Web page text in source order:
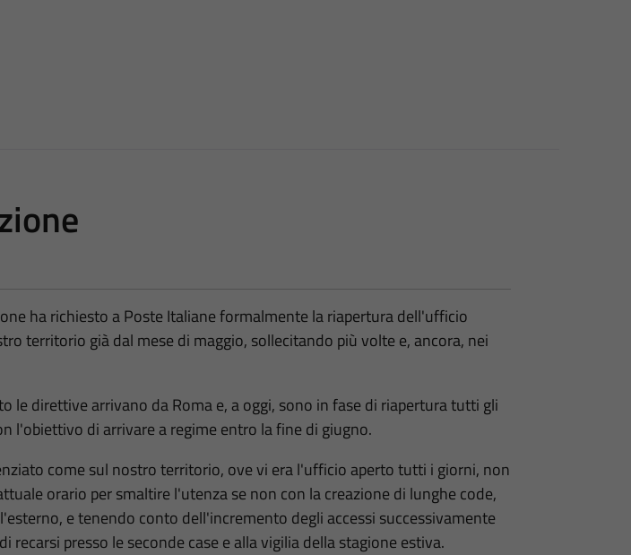
ha richiesto a Poste Italiane formalmente la riapertura dell'ufficio
territorio già dal mese di maggio, sollecitando più volte e, ancora, nei
le direttive arrivano da Roma e, a oggi, sono in fase di riapertura tutti gli
l'obiettivo di arrivare a regime entro la fine di giugno.
come sul nostro territorio, ove vi era l'ufficio aperto tutti i giorni, non
orario per smaltire l'utenza se non con la creazione di lunghe code,
e tenendo conto dell'incremento degli accessi successivamente
recarsi presso le seconde case e alla vigilia della stagione estiva.